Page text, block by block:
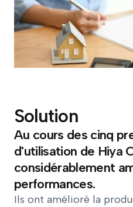
Solution
Au cours des cinq
d'utilisation de Hiya
considérablement
performances.
Ils ont amélioré la